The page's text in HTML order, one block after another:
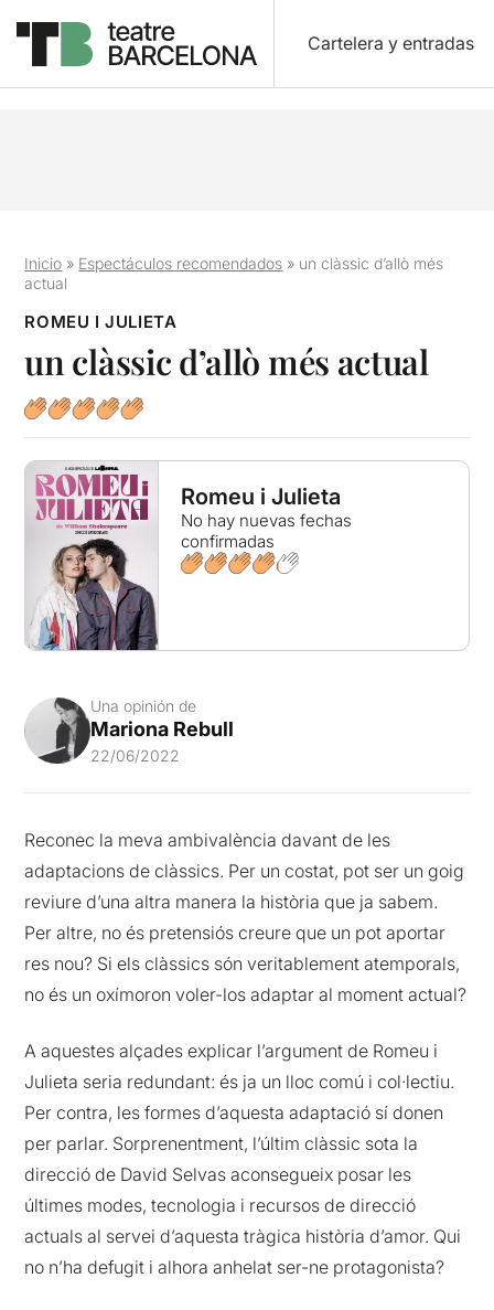
Cartelera y entradas
Inicio » Espectáculos recomendados » un clàssic d’allò més
actual
ROMEU I JULIETA
un clàssic d’allò més actual
Romeu i Julieta
No hay nuevas fechas
confirmadas
Una opinión de
Mariona Rebull
22/06/2022
Reconec la meva ambivalència davant de les
adaptacions de clàssics. Per un costat, pot ser un goig
reviure d’una altra manera la història que ja sabem.
Per altre, no és pretensiós creure que un pot aportar
res nou? Si els clàssics són veritablement atemporals,
no és un oxímoron voler-los adaptar al moment actual?
A aquestes alçades explicar l’argument de Romeu i
Julieta seria redundant: és ja un lloc comú i col·lectiu.
Per contra, les formes d’aquesta adaptació sí donen
per parlar. Sorprenentment, l’últim clàssic sota la
direcció de David Selvas aconsegueix posar les
últimes modes, tecnologia i recursos de direcció
actuals al servei d’aquesta tràgica història d’amor. Qui
no n’ha defugit i alhora anhelat ser-ne protagonista?